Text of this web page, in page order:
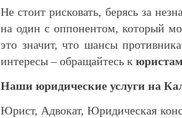
Не стоит рисковать, берясь за
на один с оппонентом, который
это значит, что шансы
интересы – обращайтесь к
Наши юридические услуги на
Юрист, Адвокат, Юридическая